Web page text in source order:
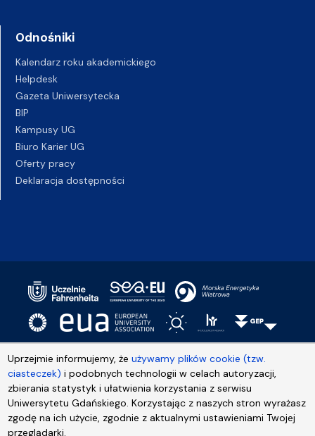
Uprzejmie informujemy, żeużywamy plików cookie (tzw.
ciasteczek) i podobnych technologii w celach autoryzacji,
zbierania statystyk i ułatwienia korzystania z serwisu
Uniwersytetu Gdańskiego. Korzystając z naszych stron wyrażasz
zgodę na ich użycie, zgodnie z aktualnymi ustawieniami Twojej
przeglądarki.
Odnośniki
Kalendarz roku akademickiego
Helpdesk
Gazeta Uniwersytecka
BIP
Kampusy UG
Biuro Karier UG
Oferty pracy
Deklaracja dostępności